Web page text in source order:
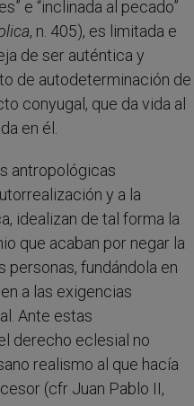
e “inclinada al pecado”
, n. 405), es limitada e
de ser auténtica y
de autodeterminación de
conyugal, que da vida al
en él.
antropológicas
y a la
idealizan de tal forma la
que acaban por negar la
personas, fundándola en
a las exigencias
Ante estas
derecho eclesial no
realismo al que hacía
(cfr Juan Pablo II,